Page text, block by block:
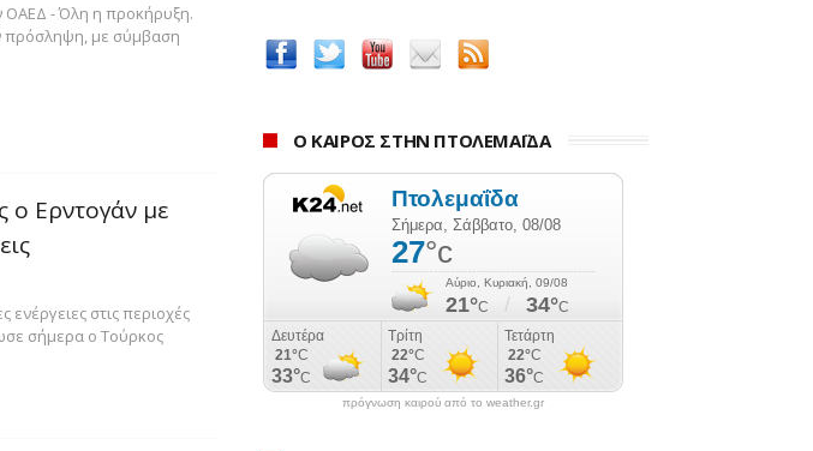
ΟΑΕΔ - Όλη η προκήρυξη.
πρόσληψη, με σύμβαση
ο Ερντογάν με
στις περιοχές
σήμερα ο Τούρκος
Ο ΚΑΙΡΟΣ ΣΤΗΝ ΠΤΟΛΕΜΑΪΔΑ
πρόγνωση καιρού από το weather.gr